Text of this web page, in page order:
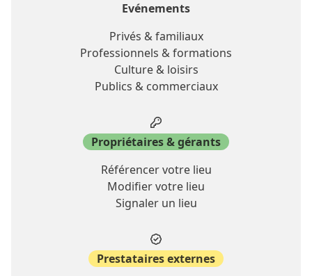
Evénements
Privés & familiaux
Professionnels & formations
Culture & loisirs
Publics & commerciaux
Propriétaires & gérants
Référencer votre lieu
Modifier votre lieu
Signaler un lieu
Prestataires externes